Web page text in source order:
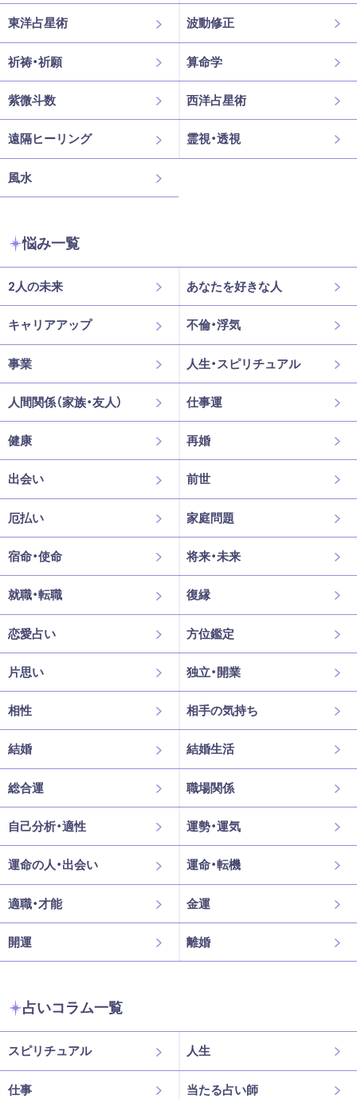
東洋占星術 波動修正
祈祷・祈願 算命学
紫微斗数 西洋占星術
遠隔ヒーリング 霊視・透視
風水
悩み一覧
2人の未来 あなたを好きな人
キャリアアップ 不倫・浮気
事業 人生・スピリチュアル
人間関係（家族・友人） 仕事運
健康 再婚
出会い 前世
厄払い 家庭問題
宿命・使命 将来・未来
就職・転職 復縁
恋愛占い 方位鑑定
片思い 独立・開業
相性 相手の気持ち
結婚 結婚生活
総合運 職場関係
自己分析・適性 運勢・運気
運命の人・出会い 運命・転機
適職・才能 金運
開運 離婚
占いコラム一覧
スピリチュアル 人生
仕事 当たる占い師